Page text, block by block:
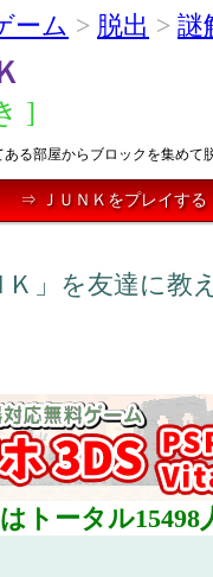
ーム > 脱出 > 謎
]
る部屋からブロックを集めて
⇒ ＪＵＮＫをプレイする
」を友達に教
トータル15498